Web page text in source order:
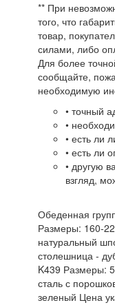
** При
того, что
товар,
силами, либо
Для более
сообщайте,
необходимую
• точный
•
• есть ли
• есть ли
• другую
взгляд,
Обеденная
Размеры: 160-
натуральный
столешница -
K439 Размеры:
сталь с
зеленый Цена